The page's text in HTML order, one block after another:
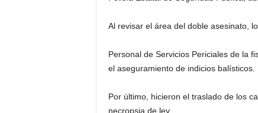
Al revisar el área del doble asesinato,
Personal de Servicios Periciales de la
el aseguramiento de indicios balísticos.
Por último, hicieron el traslado de los
necropsia de ley